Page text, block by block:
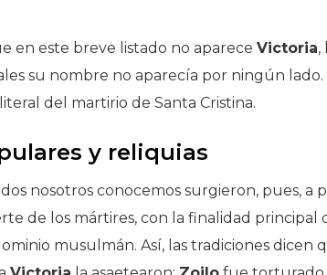
en este breve listado no apareceVictoria,
su nombre no aparecía por ningún lado.
del martirio de Santa Cristina.
y reliquias
nosotros conocemos surgieron, pues, a
de los mártires, con la finalidad principal
musulmán. Así, las tradiciones dicen